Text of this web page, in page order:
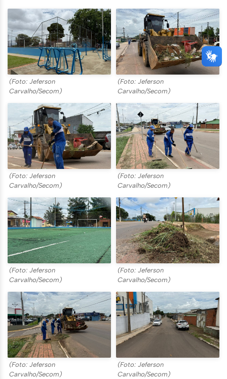
(Foto: Jeferson
Carvalho/Secom)
(Foto: Jeferson
Carvalho/Secom)
(Foto: Jeferson
Carvalho/Secom)
(Foto: Jeferson
Carvalho/Secom)
(Foto: Jeferson
Carvalho/Secom)
(Foto: Jeferson
Carvalho/Secom)
(Foto: Jeferson
Carvalho/Secom)
(Foto: Jeferson
Carvalho/Secom)